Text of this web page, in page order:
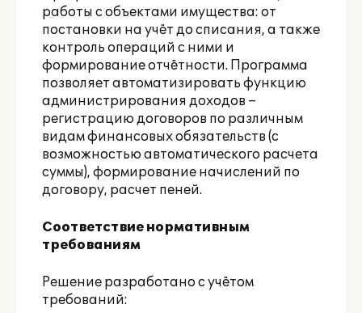
работы с объектами имущества: от
постановки на учёт до списания, а также
контроль операций с ними и
формирование отчётности. Программа
позволяет автоматизировать функцию
администрирования доходов –
регистрацию договоров по различным
видам финансовых обязательств (с
возможностью автоматического расчета
суммы), формирование начислений по
договору, расчет пеней.
Соответствие нормативным
требованиям
Решение разработано с учётом
требований: